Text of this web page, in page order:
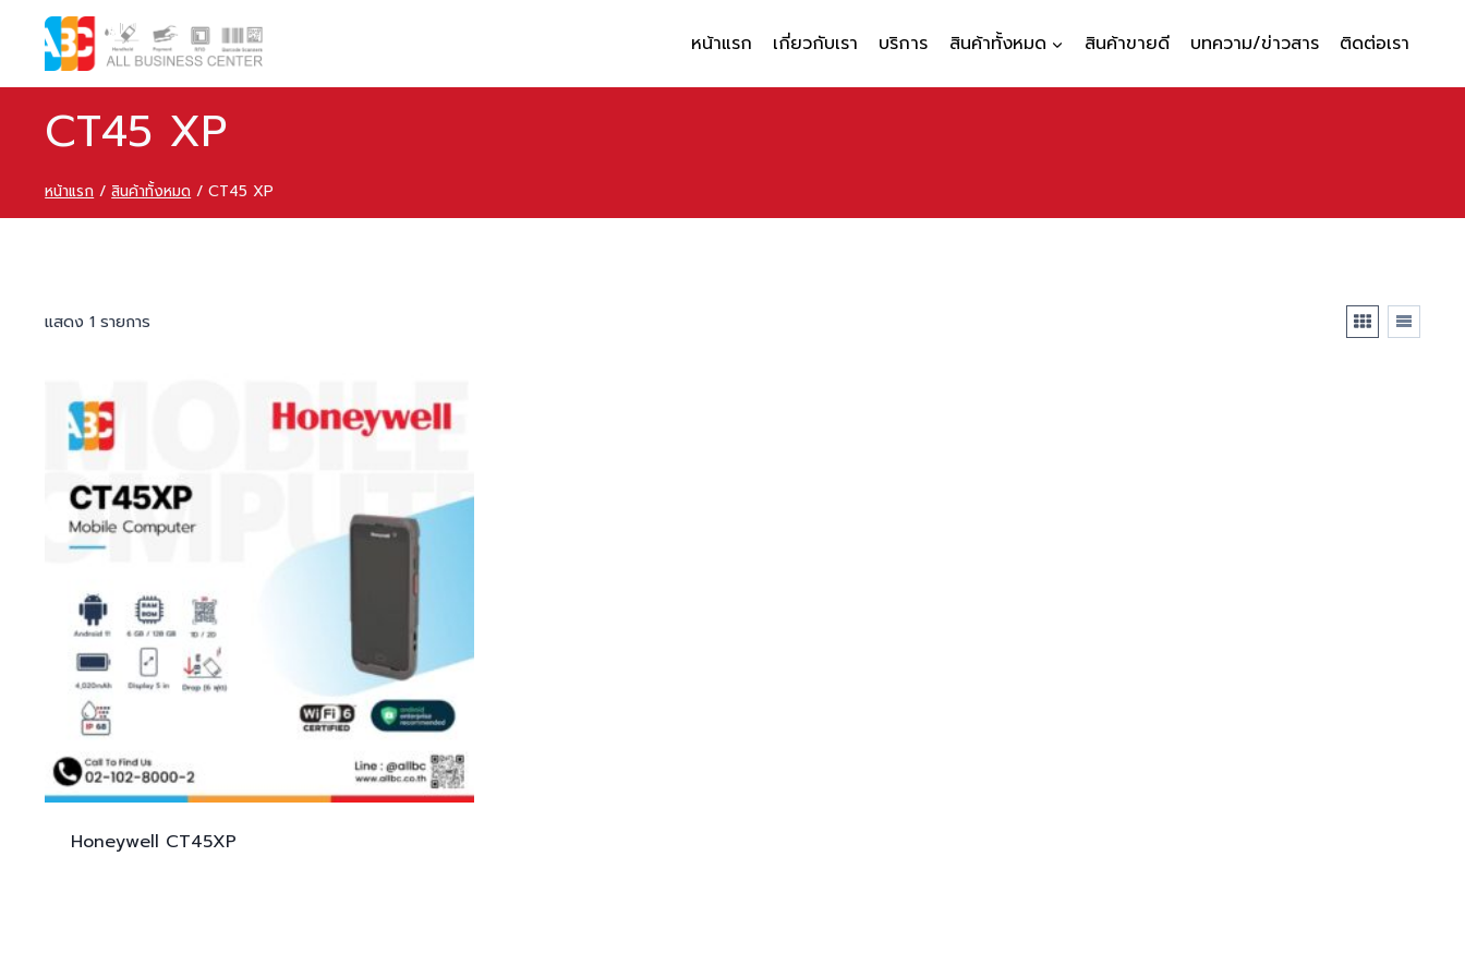
หน้าแรก เกี่ยวกับเรา บริการ สินค้าทั้งหมด สินค้าขายดี บทความ/ข่าวสาร ติดต่อเรา
CT45 XP
หน้าแรก / สินค้าทั้งหมด / CT45 XP
แสดง 1 รายการ
Honeywell CT45XP